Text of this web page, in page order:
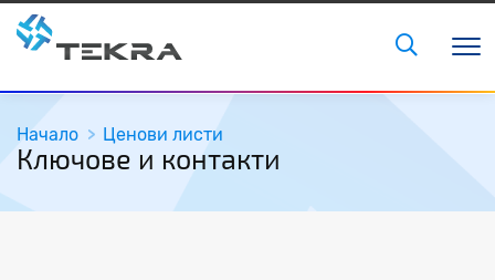
Начало Ценови листи
Ключове и контакти